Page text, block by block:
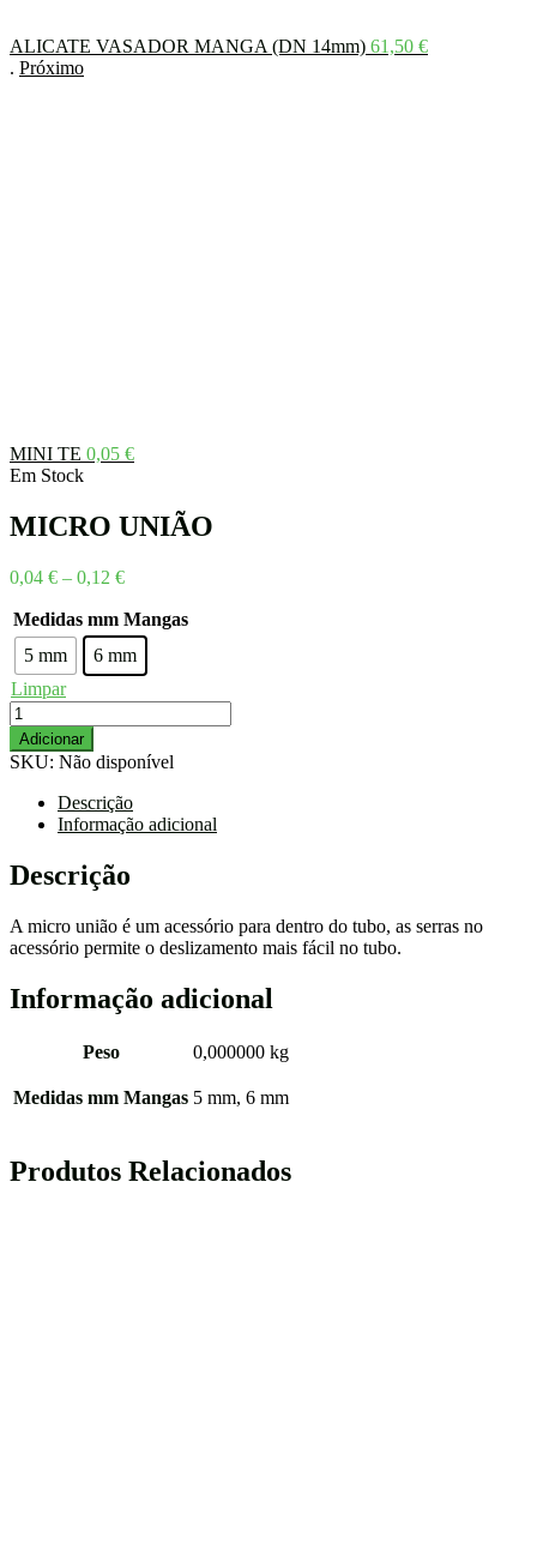
ALICATE VASADOR MANGA (DN 14mm) 61,50 €
. Próximo
MINI TE 0,05 €
Em Stock
MICRO UNIÃO
0,04 € – 0,12 €Price
0,04 €
through
0,12 €
Medidas mm Mangas
5 mm
6 mm
Limpar
Quantidade
de
MICRO
UNIÃO
Adicionar
SKU: Não disponível
Descrição
Informação adicional
Descrição
A micro união é um acessório para dentro do tubo, as serras no
acessório permite o deslizamento mais fácil no tubo.
Informação adicional
Peso 0,000000 kg
Medidas mm Mangas 5 mm, 6 mm
Produtos Relacionados